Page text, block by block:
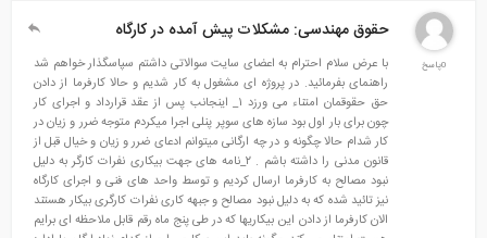
حقوق مهندسی: مشکلات پیش آمده در کارگاه
با عرض سلام احترام به اعضای سایت سوالاتی داشتم سپاسگذار خواهم شد
راهنمای بفرمائید. در پروژه ای مشغول به کار شدیم و حالا کارفرما از دادن
حق حقوقمان امتناء می ورزد ۱_ اینجانب پس از عقد قرارداد و اجرای کار
چون برای بار اول بود سازه های سوپر پنلی اجرا میکردم متوجه ضرر و زیان در
کار شدام حالا چگونه و در چه ارگانی میتوانم ادعای ضرر و زیان و خیال قبل از
قانون مدنی را داشته باشم . ۲_نامه های جهت بیکاری نفرات کارگر به دلیل
نبود مصالح به کارفرما ارسال کردیم و توسط واحد های فنی و اجرای کارگاه
نیز تائید شده که به دلیل نبود مصالح و جبهه کاری نفرات کارگری بیکار هستند
الان کارفرما از دادن این بیکاریها که در طی پنج ماه رقم قابل ملاحظه ای برایم